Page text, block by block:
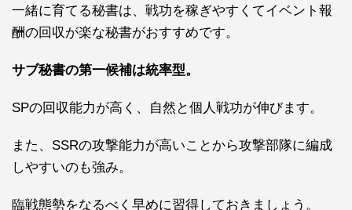
一緒に育てる秘書は、戦功を稼ぎやすくてイベント報
酬の回収が楽な秘書がおすすめです。
サブ秘書の第一候補は統率型。
SPの回収能力が高く、自然と個人戦功が伸びます。
また、SSRの攻撃能力が高いことから攻撃部隊に編成
しやすいのも強み。
臨戦態勢をなるべく早めに習得しておきましょう。